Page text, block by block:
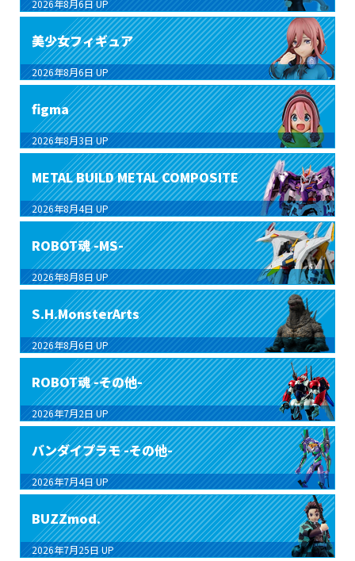
2026年8月6日 UP
美少女フィギュア
2026年8月6日 UP
figma
2026年8月3日 UP
METAL BUILD METAL COMPOSITE
2026年8月4日 UP
ROBOT魂 -MS-
2026年8月8日 UP
S.H.MonsterArts
2026年8月6日 UP
ROBOT魂 -その他-
2026年7月2日 UP
バンダイプラモ -その他-
2026年7月4日 UP
BUZZmod.
2026年7月25日 UP